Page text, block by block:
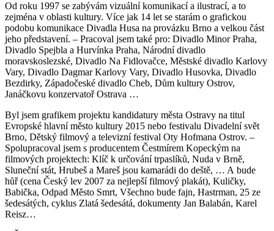
Od roku 1997 se zabývám vizuální komunikací a ilustrací, a to
zejména v oblasti kultury. Více jak 14 let se starám o grafickou
podobu komunikace Divadla Husa na provázku Brno a velkou část
jeho představení. – Pracoval jsem také pro: Divadlo Minor Praha,
Divadlo Spejbla a Hurvínka Praha, Národní divadlo
moravskoslezské, Divadlo Na Fidlovačce, Městské divadlo Karlovy
Vary, Divadlo Dagmar Karlovy Vary, Divadlo Husovka, Divadlo
Bezdirky, Západočeské divadlo Cheb, Dům kultury Ostrov,
Janáčkovu konzervatoř Ostrava …
Byl jsem grafikem projektu kandidatury města Ostravy na titul
Evropské hlavní město kultury 2015 nebo festivalu Divadelní svět
Brno, Dětský filmový a televizní festival Oty Hofmana Ostrov. –
Spolupracoval jsem s producentem Čestmírem Kopeckým na
filmových projektech: Klíč k určování trpaslíků, Nuda v Brně,
Sluneční stát, Hrubeš a Mareš jsou kamarádi do deště, … A bude
hůř (cena Český lev 2007 za nejlepší filmový plakát), Kuličky,
Babička, Odpad Město Smrt, Všechno bude fajn, Hastrman, 25 ze
šedesátých, cyklus Zlatá šedesátá, dokumenty Jan Balabán, Karel
Reisz…